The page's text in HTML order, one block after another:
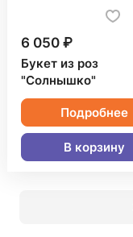
6 050 ₽
Букет из роз
"Солнышко"
Подробнее
В корзину